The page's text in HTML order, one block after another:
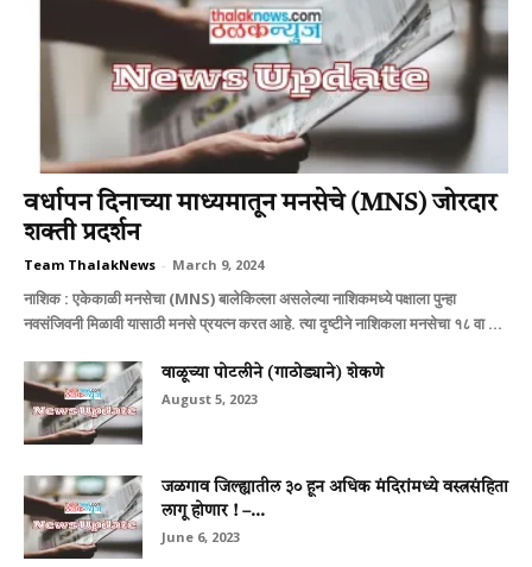
वर्धापन दिनाच्या माध्यमातून मनसेचे (MNS) जोरदार
शक्ती प्रदर्शन
Team ThalakNews - March 9, 2024
नाशिक : एकेकाळी मनसेचा (MNS) बालेकिल्ला असलेल्या नाशिकमध्ये पक्षाला पुन्हा
नवसंजिवनी मिळावी यासाठी मनसे प्रयत्न करत आहे. त्या दृष्टीने नाशिकला मनसेचा १८ वा ...
वाळूच्‍या पोटलीने (गाठोड्याने) शेकणे
August 5, 2023
जळगाव जिल्ह्यातील ३० हून अधिक मंदिरांमध्ये वस्त्रसंहिता
लागू होणार ! –...
June 6, 2023